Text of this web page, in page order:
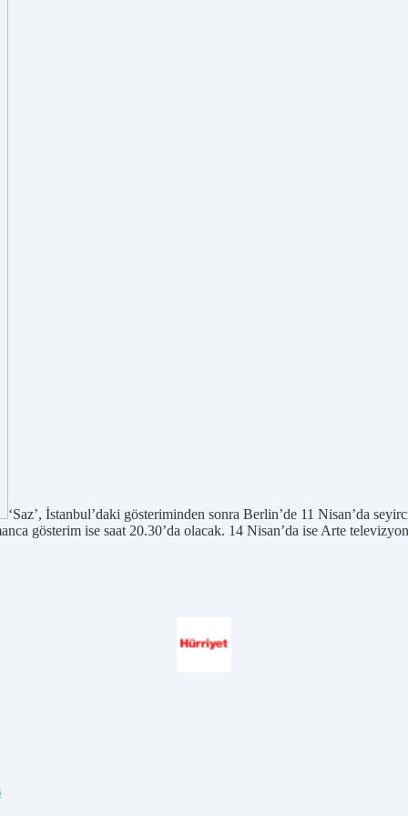
‘Saz’, İstanbul’daki gösteriminden sonra Berlin’de 11 Nisan’da
gösterim ise saat 20.30’da olacak. 14 Nisan’da ise Arte